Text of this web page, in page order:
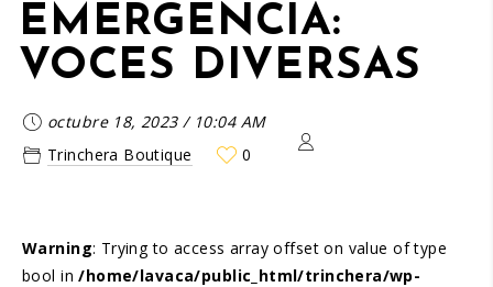
EMERGENCIA:
VOCES DIVERSAS
octubre 18, 2023/ 10:04 AM
Trinchera Boutique
0
Warning: Trying to access array offset on value of type
bool in/home/lavaca/public_html/trinchera/wp-